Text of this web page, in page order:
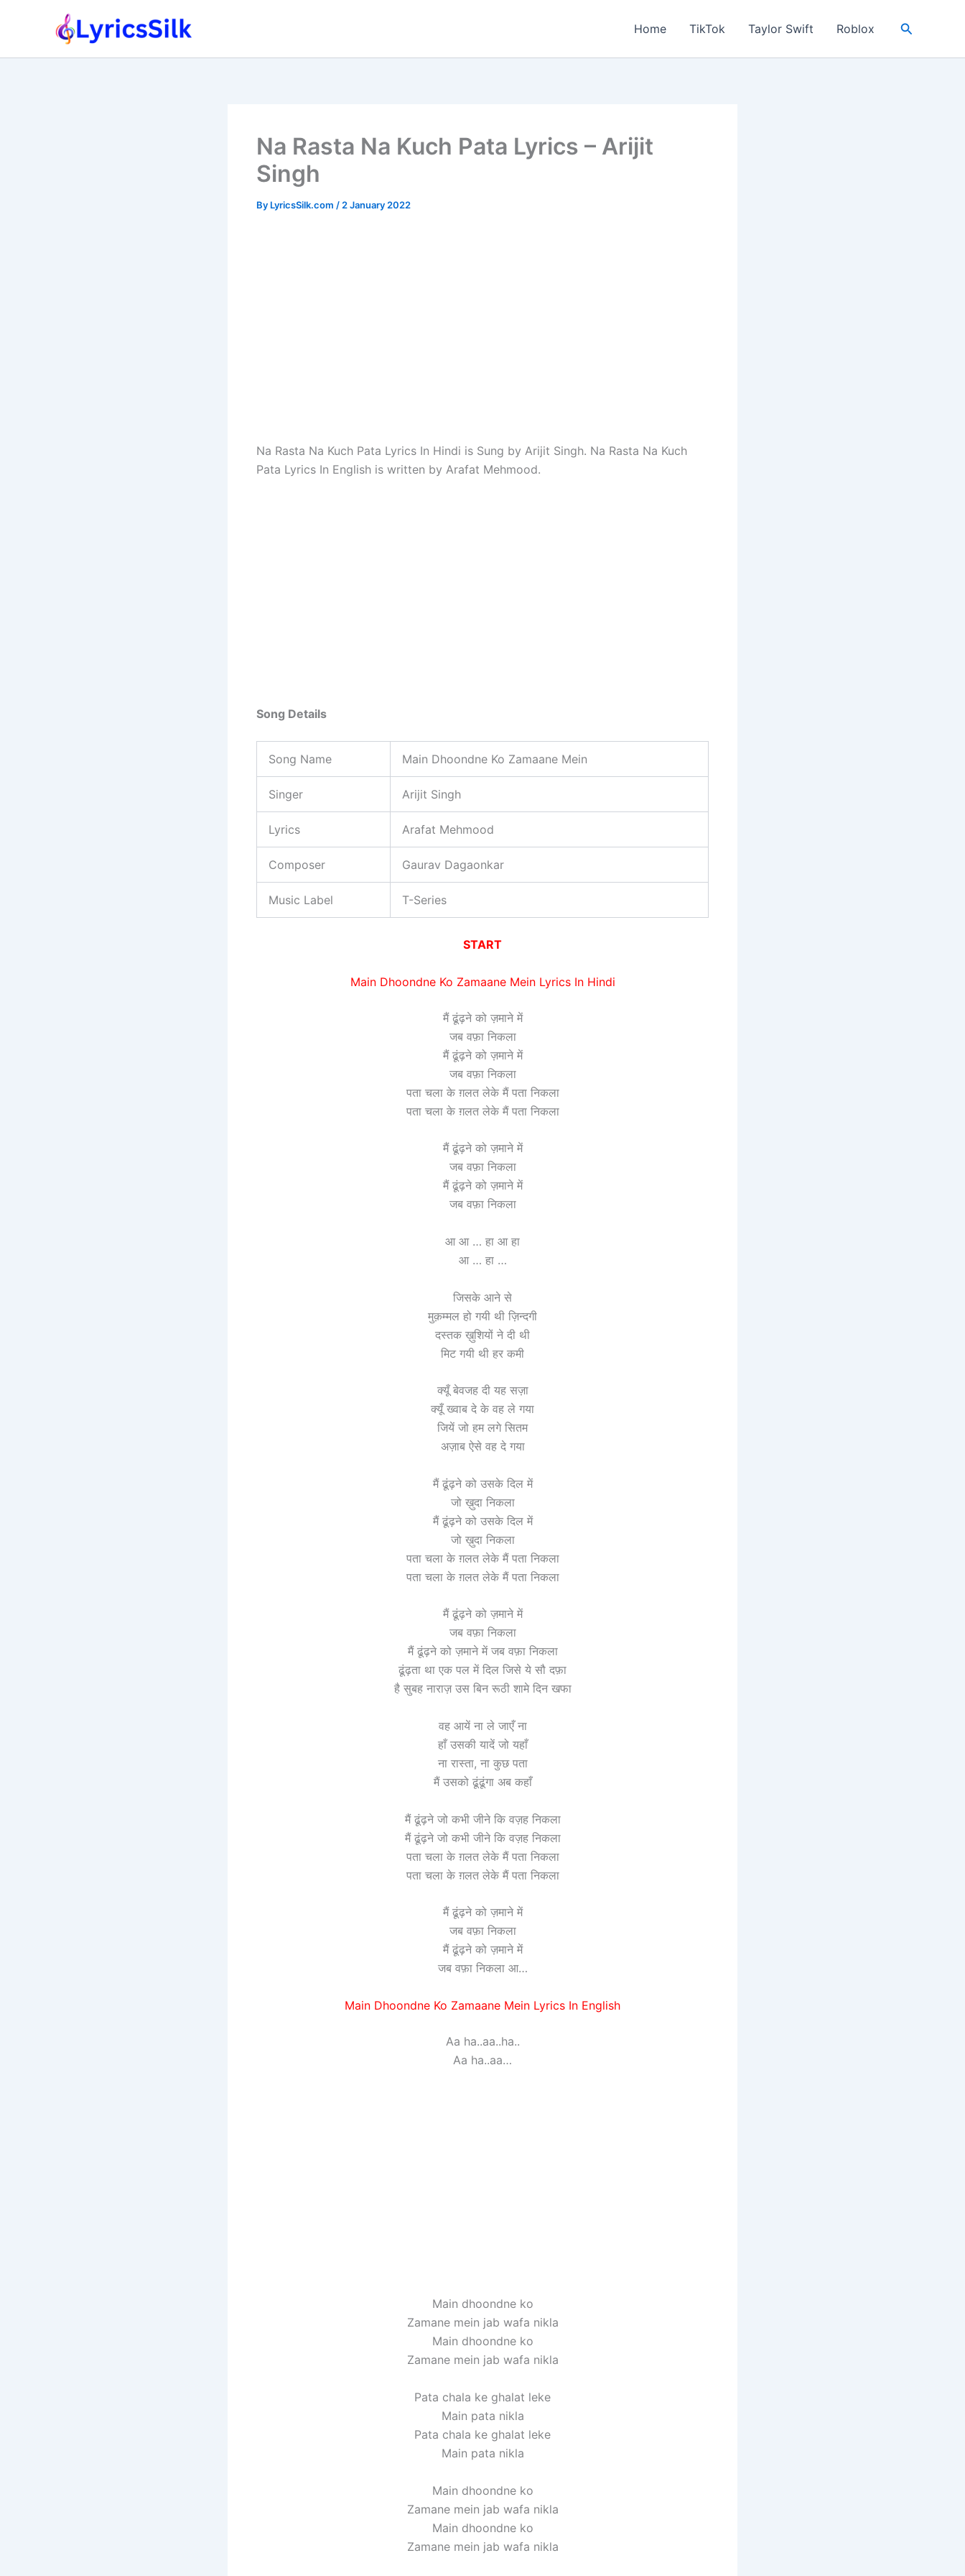
Home TikTok Taylor Swift Roblox Search
Na Rasta Na Kuch Pata Lyrics – Arijit
Singh
By LyricsSilk.com / 2 January 2022
Na Rasta Na Kuch Pata Lyrics In Hindi is Sung by Arijit Singh. Na Rasta Na Kuch
Pata Lyrics In English is written by Arafat Mehmood.
Song Details
Song Name Main Dhoondne Ko Zamaane Mein
Singer Arijit Singh
Lyrics Arafat Mehmood
Composer Gaurav Dagaonkar
Music Label T-Series
START
Main Dhoondne Ko Zamaane Mein Lyrics In Hindi
मैं ढूंढ़ने को ज़माने में
जब वफ़ा निकला
मैं ढूंढ़ने को ज़माने में
जब वफ़ा निकला
पता चला के ग़लत लेके मैं पता निकला
पता चला के ग़लत लेके मैं पता निकला
मैं ढूंढ़ने को ज़माने में
जब वफ़ा निकला
मैं ढूंढ़ने को ज़माने में
जब वफ़ा निकला
आ आ … हा आ हा
आ … हा …
जिसके आने से
मुक़म्मल हो गयी थी ज़िन्दगी
दस्तक ख़ुशियों ने दी थी
मिट गयी थी हर कमी
क्यूँ बेवजह दी यह सज़ा
क्यूँ ख्वाब दे के वह ले गया
जियें जो हम लगे सितम
अज़ाब ऐसे वह दे गया
मैं ढूंढ़ने को उसके दिल में
जो ख़ुदा निकला
मैं ढूंढ़ने को उसके दिल में
जो ख़ुदा निकला
पता चला के ग़लत लेके मैं पता निकला
पता चला के ग़लत लेके मैं पता निकला
मैं ढूंढ़ने को ज़माने में
जब वफ़ा निकला
मैं ढूंढ़ने को ज़माने में जब वफ़ा निकला
ढूंढ़ता था एक पल में दिल जिसे ये सौ दफ़ा
है सुबह नाराज़ उस बिन रूठी शामे दिन खफा
वह आयें ना ले जाएँ ना
हाँ उसकी यादें जो यहाँ
ना रास्ता, ना कुछ पता
मैं उसको ढूंढूंगा अब कहाँ
मैं ढूंढ़ने जो कभी जीने कि वज़ह निकला
मैं ढूंढ़ने जो कभी जीने कि वज़ह निकला
पता चला के ग़लत लेके मैं पता निकला
पता चला के ग़लत लेके मैं पता निकला
मैं ढूंढ़ने को ज़माने में
जब वफ़ा निकला
मैं ढूंढ़ने को ज़माने में
जब वफ़ा निकला आ…
Main Dhoondne Ko Zamaane Mein Lyrics In English
Aa ha..aa..ha..
Aa ha..aa…
Main dhoondne ko
Zamane mein jab wafa nikla
Main dhoondne ko
Zamane mein jab wafa nikla
Pata chala ke ghalat leke
Main pata nikla
Pata chala ke ghalat leke
Main pata nikla
Main dhoondne ko
Zamane mein jab wafa nikla
Main dhoondne ko
Zamane mein jab wafa nikla